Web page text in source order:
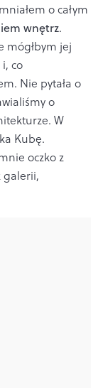
o całym
wnętrz.
mógłbym jej
co
Nie pytała o
o
W
Kubę.
oczko z
galerii,